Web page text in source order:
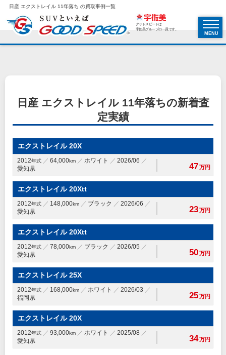
日産 エクストレイル 11年落ち の買取事例一覧
グッドスピードは
宇佐美グループの一員です。
MENU
日産 エクストレイル 11年落ちの新着査
定実績
エクストレイル 20X
2012年式 64,000km ホワイト
2026/06
愛知県
47万円
エクストレイル 20Xtt
2012年式 148,000km ブラック
2026/06
愛知県
23万円
エクストレイル 20Xtt
2012年式 78,000km ブラック
2026/05
愛知県
50万円
エクストレイル 25X
2012年式 168,000km ホワイト
2026/03
福岡県
25万円
エクストレイル 20X
2012年式 93,000km ホワイト
2025/08
愛知県
34万円